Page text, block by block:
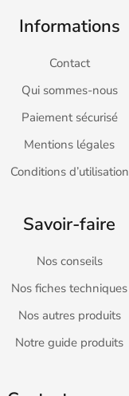
Informations
Contact
Qui sommes-nous
Paiement sécurisé
Mentions légales
Conditions d’utilisation
Savoir-faire
Nos conseils
Nos fiches techniques
Nos autres produits
Notre guide produits